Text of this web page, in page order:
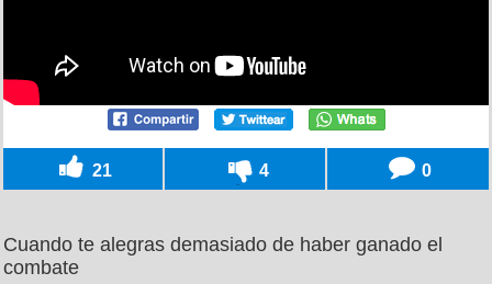
21 4 0
Cuando te alegras demasiado de haber ganado el
combate